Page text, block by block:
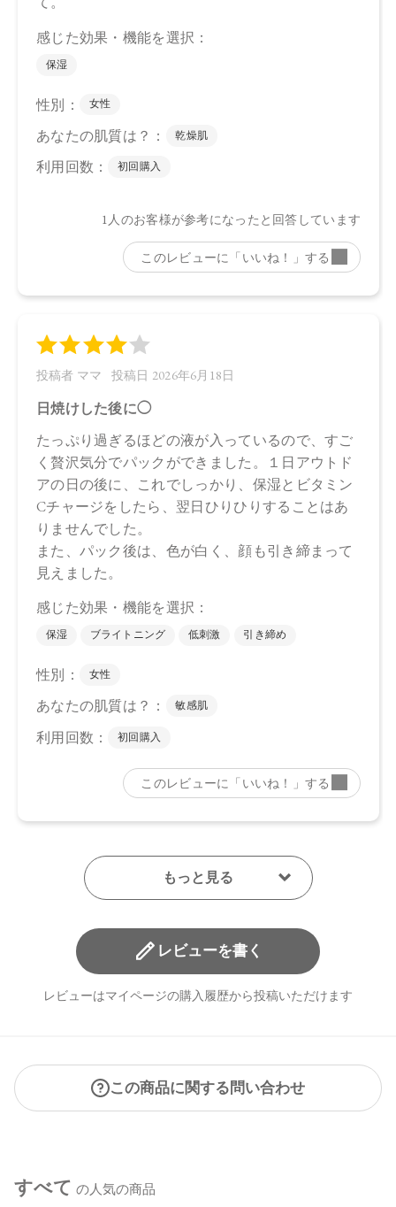
レビューを書く
レビューはマイページの購入履歴から投稿いただけます
この商品に関する問い合わせ
すべて の人気の商品